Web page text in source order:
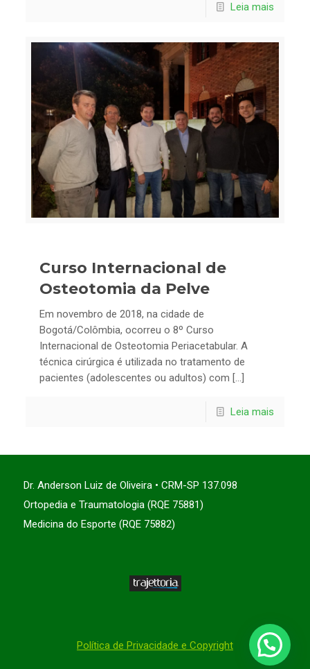
Leia mais
Curso Internacional de
Osteotomia da Pelve
Em novembro de 2018, na cidade de
Bogotá/Colômbia, ocorreu o 8º Curso
Internacional de Osteotomia Periacetabular. A
técnica cirúrgica é utilizada no tratamento de
pacientes (adolescentes ou adultos) com […]
Leia mais
Dr. Anderson Luiz de Oliveira • CRM-SP 137.098
Ortopedia e Traumatologia (RQE 75881)
Medicina do Esporte (RQE 75882)
Política de Privacidade e Copyright